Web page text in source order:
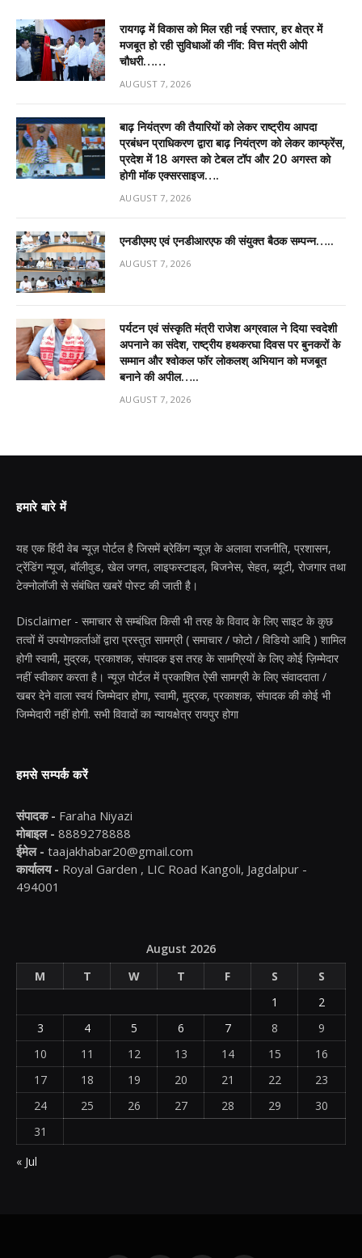
रायगढ़ में विकास को मिल रही नई रफ्तार, हर क्षेत्र में
मजबूत हो रही सुविधाओं की नींव: वित्त मंत्री ओपी
चौधरी……
AUGUST 7, 2026
बाढ़ नियंत्रण की तैयारियों को लेकर राष्ट्रीय आपदा
प्रबंधन प्राधिकरण द्वारा बाढ़ नियंत्रण को लेकर कान्फ्रेंस,
प्रदेश में 18 अगस्त को टेबल टॉप और 20 अगस्त को
होगी मॉक एक्सरसाइज….
AUGUST 7, 2026
एनडीएमए एवं एनडीआरएफ की संयुक्त बैठक सम्पन्न…..
AUGUST 7, 2026
पर्यटन एवं संस्कृति मंत्री राजेश अग्रवाल ने दिया स्वदेशी
अपनाने का संदेश, राष्ट्रीय हथकरघा दिवस पर बुनकरों के
सम्मान और श्वोकल फॉर लोकलश् अभियान को मजबूत
बनाने की अपील…..
AUGUST 7, 2026
हमारे बारे में
यह एक हिंदी वेब न्यूज़ पोर्टल है जिसमें ब्रेकिंग न्यूज़ के अलावा राजनीति, प्रशासन,
ट्रेंडिंग न्यूज, बॉलीवुड, खेल जगत, लाइफस्टाइल, बिजनेस, सेहत, ब्यूटी, रोजगार तथा
टेक्नोलॉजी से संबंधित खबरें पोस्ट की जाती है।
Disclaimer - समाचार से सम्बंधित किसी भी तरह के विवाद के लिए साइट के कुछ
तत्वों में उपयोगकर्ताओं द्वारा प्रस्तुत सामग्री ( समाचार / फोटो / विडियो आदि ) शामिल
होगी स्वामी, मुद्रक, प्रकाशक, संपादक इस तरह के सामग्रियों के लिए कोई ज़िम्मेदार
नहीं स्वीकार करता है। न्यूज़ पोर्टल में प्रकाशित ऐसी सामग्री के लिए संवाददाता /
खबर देने वाला स्वयं जिम्मेदार होगा, स्वामी, मुद्रक, प्रकाशक, संपादक की कोई भी
जिम्मेदारी नहीं होगी. सभी विवादों का न्यायक्षेत्र रायपुर होगा
हमसे सम्पर्क करें
संपादक - Faraha Niyazi
मोबाइल - 8889278888
ईमेल - taajakhabar20@gmail.com
कार्यालय - Royal Garden , LIC Road Kangoli, Jagdalpur -
494001
August 2026
M
T W T F S
S
1
2
3
4 5 6 7 8
9
10
11 12 13 14 15
16
17
18 19 20 21 22
23
24
25 26 27 28 29
30
31
« Jul